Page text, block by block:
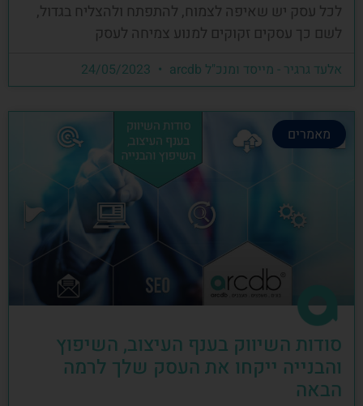
לכל עסק יש שאיפה לצמוח, להתפתח ולהצליח בגדול,
לשם כך עסקים זקוקים למנוע צמיחה לעסק
אלעד גרגיר - מייסד ומנכ"ל arcdb
מאמרים
סודות השיווק בענף העיצוב, השיפוץ
והבנייה ייקחו את העסק שלך לרמה
הבאה